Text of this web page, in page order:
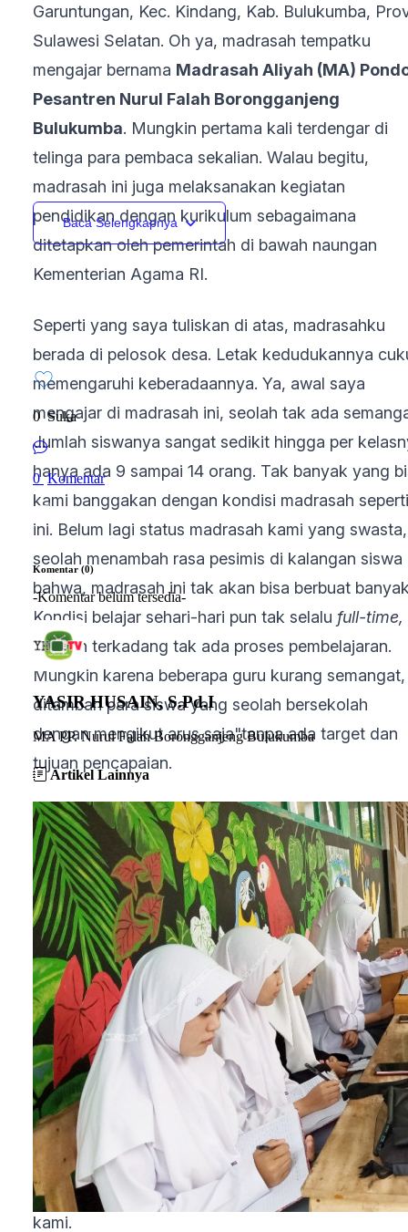
Garuntungan, Kec. Kindang, Kab. Bulukumba,
Sulawesi Selatan. Oh ya, madrasah tempatku
mengajar bernama Madrasah Aliyah (MA)
Pesantren Nurul Falah Borongganjeng
Bulukumba. Mungkin pertama kali terdengar di
telinga para pembaca sekalian. Walau begitu,
madrasah ini juga melaksanakan kegiatan
pendidikan dengan kurikulum sebagaimana
ditetapkan oleh pemerintah di bawah naungan
Kementerian Agama RI.
Seperti yang saya tuliskan di atas, madrasahku
berada di pelosok desa. Letak kedudukannya
memengaruhi keberadaannya. Ya, awal saya
mengajar di madrasah ini, seolah tak ada
Jumlah siswanya sangat sedikit hingga per
hanya ada 9 sampai 14 orang. Tak banyak yang
kami banggakan dengan kondisi madrasah seperti
ini. Belum lagi status madrasah kami yang swasta,
seolah menambah rasa pesimis di kalangan siswa
bahwa, madrasah ini tak akan bisa berbuat
Kondisi belajar sehari-hari pun tak selalu full-time,
bahkan terkadang tak ada proses pembelajaran.
Mungkin karena beberapa guru kurang semangat,
ditambah para siswa yang seolah bersekolah
dengan mengikut arus saja"tanpa ada target dan
tujuan pencapaian.
Sekitar 2 atau 3 bulan keberadaanku di madrasah
itu, saya mulai berpikir dan gelisah bahwa,
ini tak boleh dibiarkan terus. Harus ada
mesti ada tindakan. Tapi bagaimana? Letak kami
yang di pelosok menyulitkan kami memperoleh
fasilitas dan informasi untuk melakukan inovasi.
Belum lagi jumlah siswa yang terbatas, dan
yang ada memang kurang memadai, bahkan
cenderung tak ada yang bisa dimanfaatkan. Tapi
saya tak kehabisan akal. Saya masih memiliki
Handphone
untuk mencari informasi, walaupun
masih bukan
smartphone
. Masih ada jalan untuk
menemukan referensi pengembangan yang
disesuaikan dengan kondisi dan keadaan
kami.
Baca Selengkapnya
0 Suka
0 Komentar
Komentar (0)
-Komentar belum tersedia-
YASIR HUSAIN, S.Pd.I
MA PP. Nurul Falah Borongganjeng Bulukumba
Artikel Lainnya